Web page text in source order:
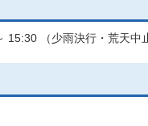
（少雨決行・荒天中